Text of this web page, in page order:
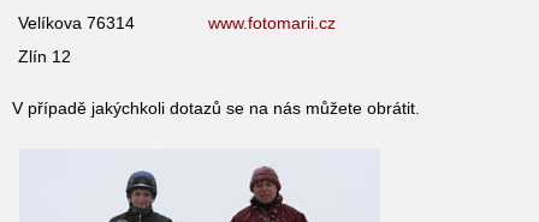
Velíkova 76314
Zlín 12
www.fotomarii.cz
V případě jakýchkoli dotazů se na nás můžete obrátit.